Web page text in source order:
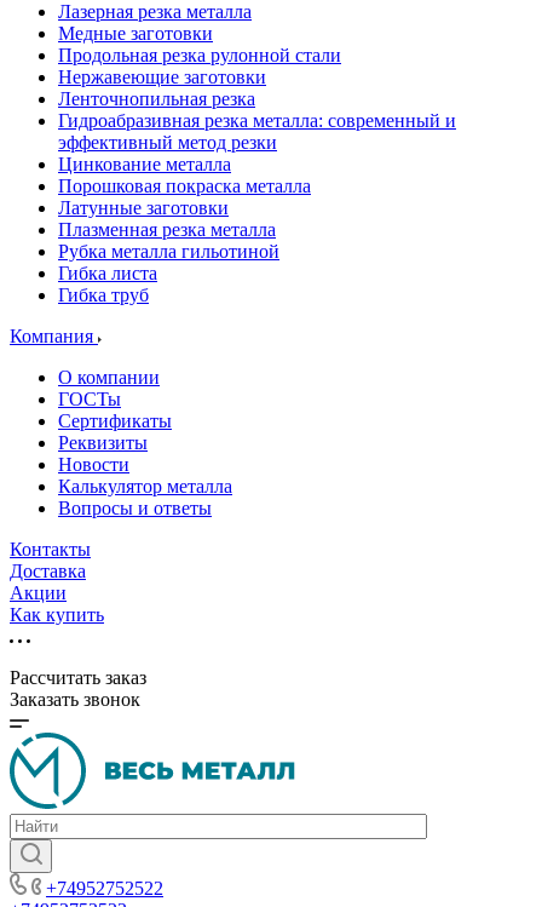
Лазерная резка металла
Медные заготовки
Продольная резка рулонной стали
Нержавеющие заготовки
Ленточнопильная резка
Гидроабразивная резка металла: современный и
эффективный метод резки
Цинкование металла
Порошковая покраска металла
Латунные заготовки
Плазменная резка металла
Рубка металла гильотиной
Гибка листа
Гибка труб
Компания
О компании
ГОСТы
Сертификаты
Реквизиты
Новости
Калькулятор металла
Вопросы и ответы
Контакты
Доставка
Акции
Как купить
Рассчитать заказ
Заказать звонок
+74952752522